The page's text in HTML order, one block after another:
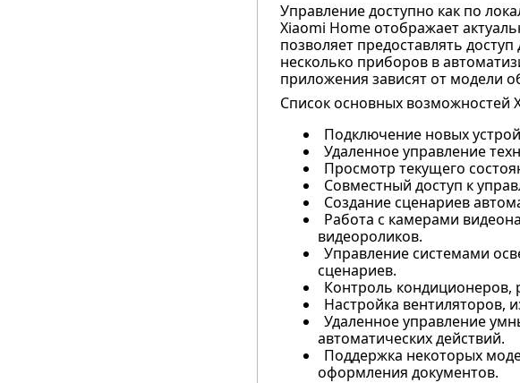
Управление доступно как по
Xiaomi Home отображает
позволяет предоставлять
несколько приборов в
приложения зависят от модели
Список основных возможностей
Подключение новых
Удаленное управление
Просмотр текущего
Совместный доступ к
Создание сценариев
Работа с камерами
видеороликов.
Управление системами
сценариев.
Контроль кондиционеров,
Настройка вентиляторов,
Удаленное управление
автоматических действий.
Поддержка некоторых
оформления документов.